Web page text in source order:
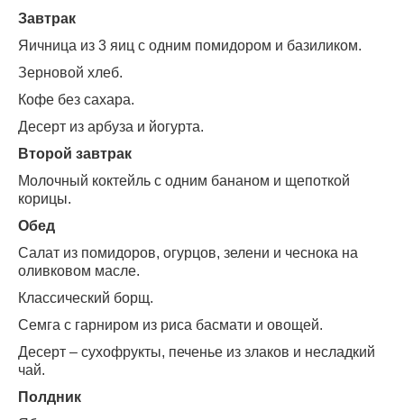
Завтрак
Яичница из 3 яиц с одним помидором и базиликом.
Зерновой хлеб.
Кофе без сахара.
Десерт из арбуза и йогурта.
Второй завтрак
Молочный коктейль с одним бананом и щепоткой
корицы.
Обед
Салат из помидоров, огурцов, зелени и чеснока на
оливковом масле.
Классический борщ.
Семга с гарниром из риса басмати и овощей.
Десерт – сухофрукты, печенье из злаков и несладкий
чай.
Полдник